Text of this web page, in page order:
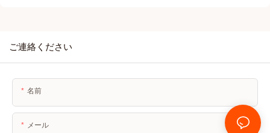
ご連絡ください
名前
メール